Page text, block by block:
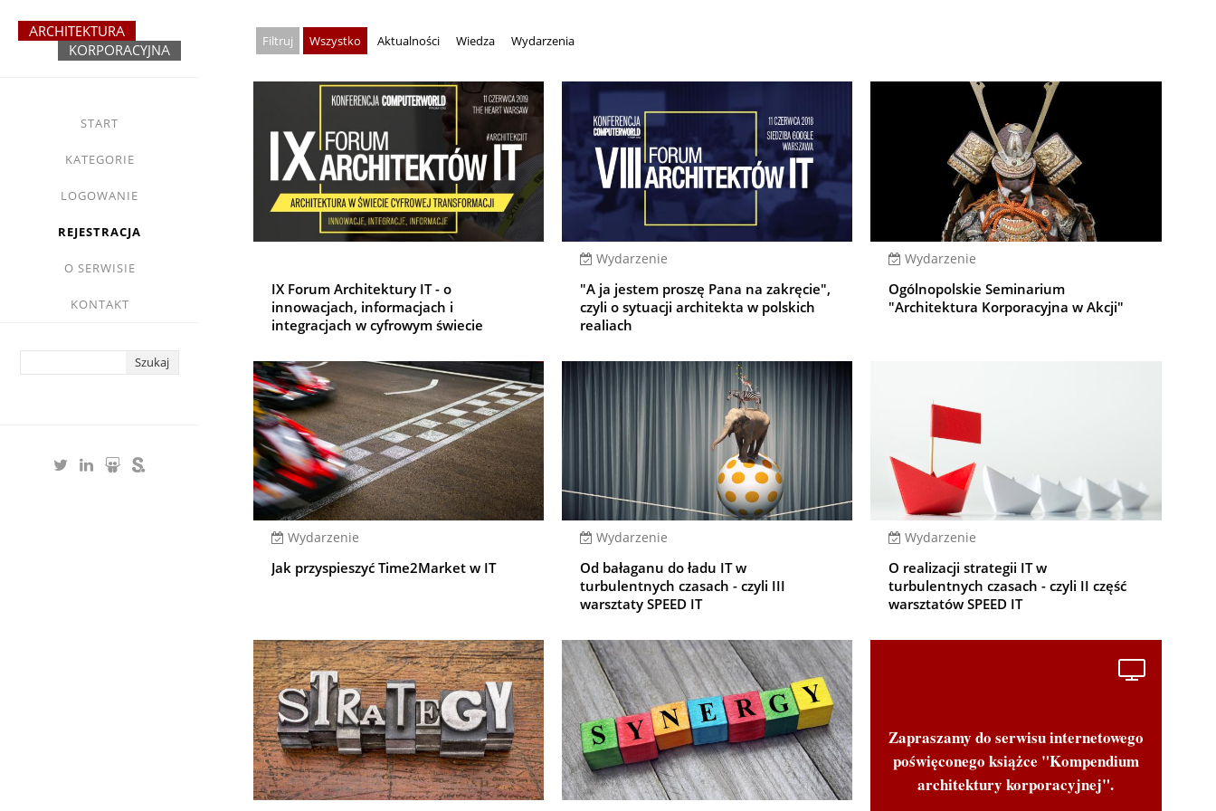
START
KATEGORIE
LOGOWANIE
REJESTRACJA
O SERWISIE
KONTAKT
Wszystko Aktualności Wiedza Wydarzenia
IX Forum Architektury IT - o
innowacjach, informacjach i
integracjach w cyfrowym świecie
Wydarzenie
"A ja jestem proszę Pana na zakręcie",
czyli o sytuacji architekta w polskich
realiach
Wydarzenie
Ogólnopolskie Seminarium
"Architektura Korporacyjna w Akcji"
Wydarzenie
Jak przyspieszyć Time2Market w IT
Wydarzenie
Od bałaganu do ładu IT w
turbulentnych czasach - czyli III
warsztaty SPEED IT
Wydarzenie
O realizacji strategii IT w
turbulentnych czasach - czyli II część
warsztatów SPEED IT
Zapraszamy do serwisu internetowego
poświęconego książce "Kompendium
architektury korporacyjnej".